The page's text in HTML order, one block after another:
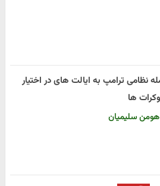
نظامی ترامپ به ایالت های در اختیار
ها
هومن سلیمیان